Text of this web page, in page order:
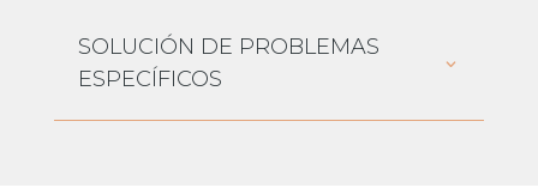
SOLUCIÓN DE PROBLEMAS
ESPECÍFICOS